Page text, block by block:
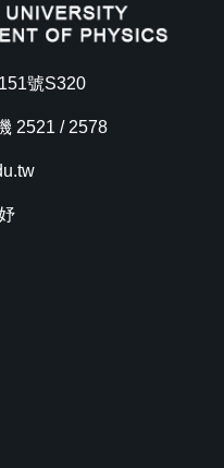
號S320
2521 / 2578